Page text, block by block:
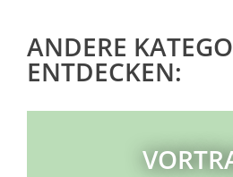
ANDERE
ENTDECKEN: